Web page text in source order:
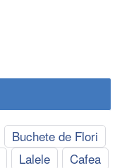
Buchete de Flori
Lalele
Cafea